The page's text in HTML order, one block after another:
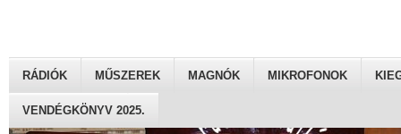
RÁDIÓK MŰSZEREK MAGNÓK MIKROFONOK
VENDÉGKÖNYV 2025.